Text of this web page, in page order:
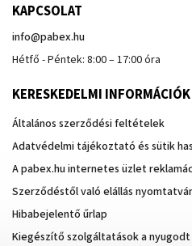
KAPCSOLAT
info@pabex.hu
Hétfő - Péntek: 8:00 – 17:00 óra
KERESKEDELMI INFORMÁCIÓK
Általános szerződési feltételek
Adatvédelmi tájékoztató és sütik
A pabex.hu internetes üzlet
Szerződéstől való elállás
Hibabejelentő űrlap
Kiegészítő szolgáltatások a nyugodt